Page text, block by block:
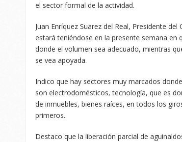
el sector formal de la actividad.
Juan Enríquez Suarez del Real, Presidente
estará teniéndose en la presente semana
donde el volumen sea adecuado, mientras
se vea apoyada.
Indico que hay sectores muy marcados
son electrodomésticos, tecnología, que es
de inmuebles, bienes raíces, en todos los
primeros.
Destaco que la liberación parcial de